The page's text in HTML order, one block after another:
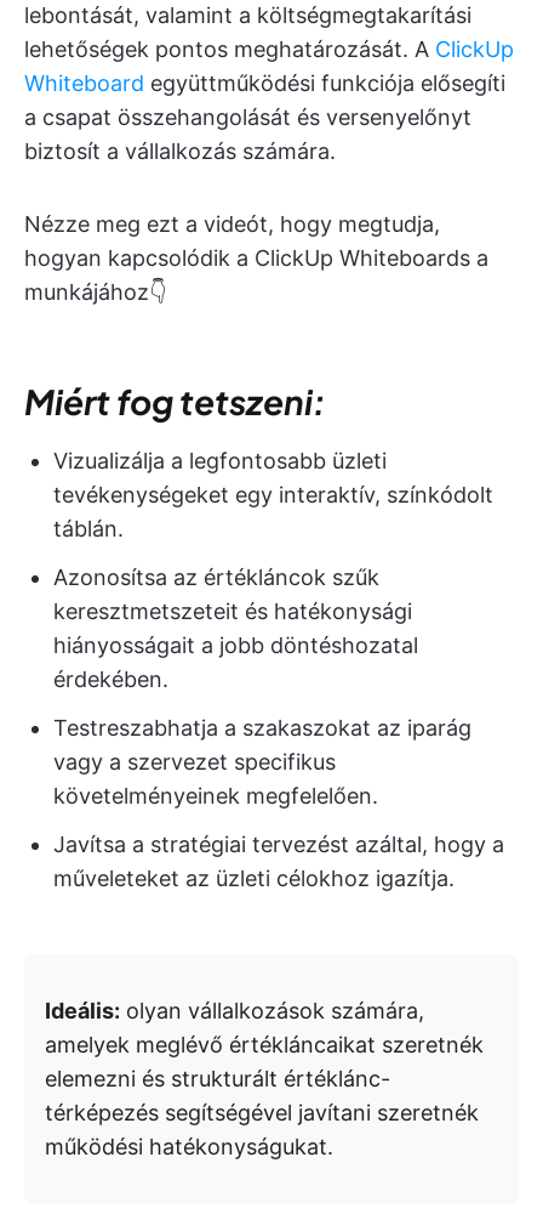
lebontását, valamint a költségmegtakarítási
lehetőségek pontos meghatározását. A ClickUp
Whiteboard együttműködési funkciója elősegíti
a csapat összehangolását és versenyelőnyt
biztosít a vállalkozás számára.
Nézze meg ezt a videót, hogy megtudja,
hogyan kapcsolódik a ClickUp Whiteboards a
munkájához👇
Miért fog tetszeni:
Vizualizálja a legfontosabb üzleti
tevékenységeket egy interaktív, színkódolt
táblán.
Azonosítsa az értékláncok szűk
keresztmetszeteit és hatékonysági
hiányosságait a jobb döntéshozatal
érdekében.
Testreszabhatja a szakaszokat az iparág
vagy a szervezet specifikus
követelményeinek megfelelően.
Javítsa a stratégiai tervezést azáltal, hogy a
műveleteket az üzleti célokhoz igazítja.
Ideális: olyan vállalkozások számára,
amelyek meglévő értékláncaikat szeretnék
elemezni és strukturált értéklánc-
térképezés segítségével javítani szeretnék
működési hatékonyságukat.